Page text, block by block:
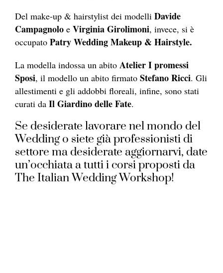
Del make-up & hairstylist dei modelli Davide
Campagnolo e Virginia Girolimoni, invece, si è
occupato Patry Wedding Makeup & Hairstyle.
La modella indossa un abito Atelier I promessi
Sposi, il modello un abito firmato Stefano Ricci. Gli
allestimenti e gli addobbi floreali, infine, sono stati
curati da Il Giardino delle Fate.
Se desiderate lavorare nel mondo del
Wedding o siete già professionisti di
settore ma desiderate aggiornarvi, date
un’occhiata a tutti i corsi proposti da
The Italian Wedding Workshop!